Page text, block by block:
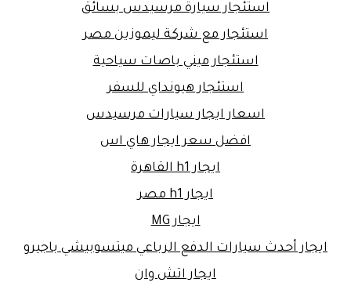
استئجار سيارة مرسيدس بسائق
استئجار مع شركة ليموزين مصر
استئجار ميني باصات سياحية
استئجار هيونداي للسفر
اسعار ايجار سيارات مرسيدس
افضل سعر ايجار هاي اس
ايجار h1 القاهرة
ايجار h1 مصر
ايجار MG
ايجار أحدث سيارات الدفع الرباعي ميتسوبيشي باجيرو
ايجار اتش وان